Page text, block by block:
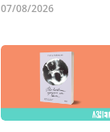
07/08/2026